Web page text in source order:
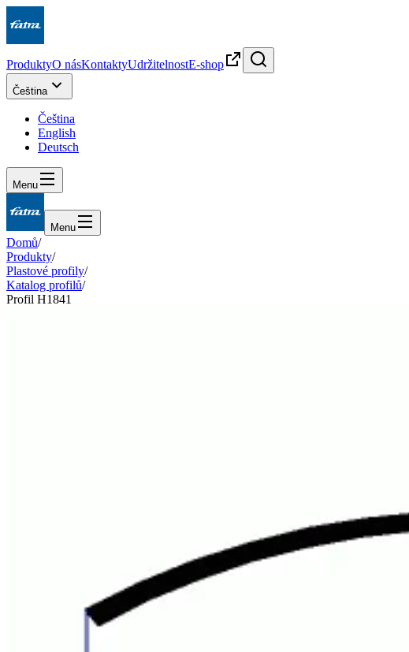
ProduktyO násKontaktyUdržitelnostE-shop
Čeština
Čeština
English
Deutsch
Menu
Menu
Domů/
Produkty/
Plastové profily/
Katalog profilů/
Profil H1841